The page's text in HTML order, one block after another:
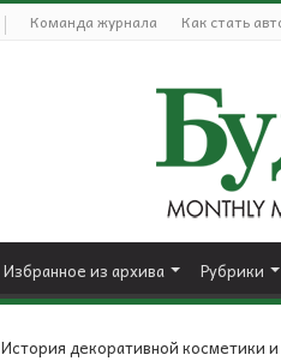
Команда журнала Как стать
Избранное из архива Рубрики
История декоративной косметики